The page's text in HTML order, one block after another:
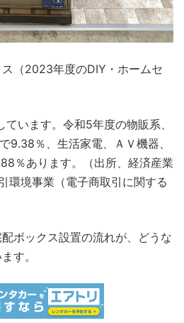
（2023年度のDIY・ホームセ
います。令和5年度の物販系、
9.38％、生活家電、ＡＶ機器、
％あります。（出所、経済産業
環境事業（電子商取引に関する
ボックス設置の流れが、どうな
す。